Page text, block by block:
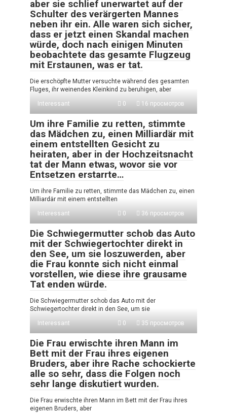
aber sie schlief unerwartet auf der
Schulter des verärgerten Mannes
neben ihr ein. Alle waren sich sicher,
dass er jetzt einen Skandal machen
würde, doch nach einigen Minuten
beobachtete das gesamte Flugzeug
mit Erstaunen, was er tat.
Die erschöpfte Mutter versuchte während des gesamten
Fluges, ihr weinendes Kleinkind zu beruhigen, aber
Interessant
0 16 просмотров
Um ihre Familie zu retten, stimmte
das Mädchen zu, einen Milliardär mit
einem entstellten Gesicht zu
heiraten, aber in der Hochzeitsnacht
tat der Mann etwas, wovor sie vor
Entsetzen erstarrte…
Um ihre Familie zu retten, stimmte das Mädchen zu, einen
Milliardär mit einem entstellten
Interessant
0 36 просмотров
Die Schwiegermutter schob das Auto
mit der Schwiegertochter direkt in
den See, um sie loszuwerden, aber
die Frau konnte sich nicht einmal
vorstellen, wie diese ihre grausame
Tat enden würde.
Die Schwiegermutter schob das Auto mit der
Schwiegertochter direkt in den See, um sie
Interessant
0 35 просмотров
Die Frau erwischte ihren Mann im
Bett mit der Frau ihres eigenen
Bruders, aber ihre Rache schockierte
alle so sehr, dass die Folgen noch
sehr lange diskutiert wurden.
Die Frau erwischte ihren Mann im Bett mit der Frau ihres
eigenen Bruders, aber